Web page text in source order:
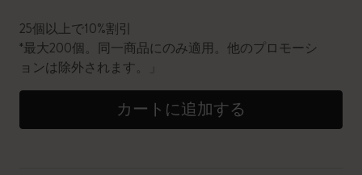
25個以上で10%割引
*最大200個。同一商品にのみ適用。他のプロモーシ
ョンは除外されます。」
カートに追加する